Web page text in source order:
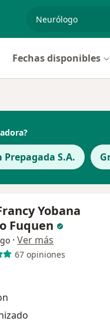
especialidad,
Fechas disponibles
S.A.
Yobana
Fuquen
· Ver más
67 opiniones